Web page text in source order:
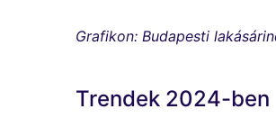
Grafikon: Budapesti
Trendek 2024-ben